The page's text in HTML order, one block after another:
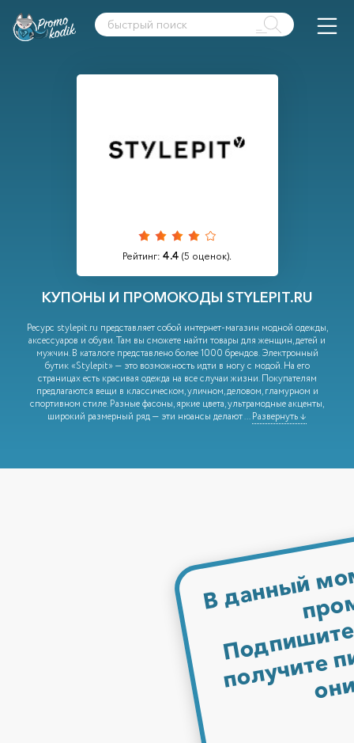
Рейтинг: 4.4 (5 оценок).
КУПОНЫ И ПРОМОКОДЫ STYLEPIT.RU
Ресурс stylepit.ru представляет собой интернет-магазин модной одежды,
аксессуаров и обуви. Там вы сможете найти товары для женщин, детей и
мужчин. В каталоге представлено более 1000 брендов. Электронный
бутик «Stylepit» — это возможность идти в ногу с модой. На его
страницах есть красивая одежда на все случаи жизни. Покупателям
предлагаются вещи в классическом, уличном, деловом, гламурном и
спортивном стиле. Разные фасоны, яркие цвета, ультрамодные акценты,
широкий размерный ряд — эти нюансы делают...Развернуть ↓